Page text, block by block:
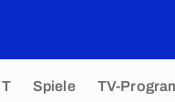
Spiele TV-